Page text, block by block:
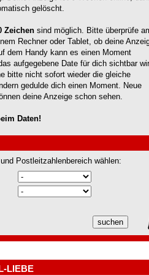
gelöscht.
Zeichen sind möglich. Bitte überprüfe
Rechner oder Tablet, ob deine
dem Handy kann es einen Moment
aufgegebene Date für dich sichtbar
bitte nicht sofort wieder die gleiche
gedulde dich einen Moment. Neue
deine Anzeige schon sehen.
Daten!
Postleitzahlenbereich wählen:
LIEBE